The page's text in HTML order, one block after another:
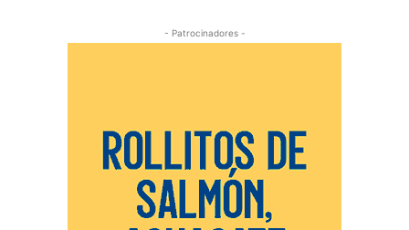
- Patrocinadores -